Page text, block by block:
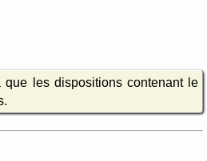
que les dispositions contenant le